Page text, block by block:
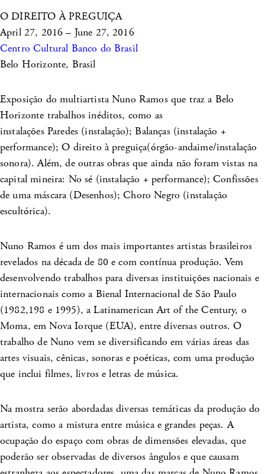
O DIREITO À PREGUIÇA
April 27, 2016 – June 27, 2016
Centro Cultural Banco do Brasil
Belo Horizonte, Brasil
Exposição do multiartista Nuno Ramos que traz a Belo
Horizonte trabalhos inéditos, como as
instalações Paredes (instalação); Balanças (instalação +
performance); O direito à preguiça(órgão-andaime/instalação
sonora). Além, de outras obras que ainda não foram vistas na
capital mineira: No sé (instalação + performance); Confissões
de uma máscara (Desenhos); Choro Negro (instalação
escultórica).
Nuno Ramos é um dos mais importantes artistas brasileiros
revelados na década de 80 e com contínua produção. Vem
desenvolvendo trabalhos para diversas instituições nacionais e
internacionais como a Bienal Internacional de São Paulo
(1982,198 e 1995), a Latinamerican Art of the Century, o
Moma, em Nova Iorque (EUA), entre diversas outros. O
trabalho de Nuno vem se diversificando em várias áreas das
artes visuais, cênicas, sonoras e poéticas, com uma produção
que inclui filmes, livros e letras de música.
Na mostra serão abordadas diversas temáticas da produção do
artista, como a mistura entre música e grandes peças. A
ocupação do espaço com obras de dimensões elevadas, que
poderão ser observadas de diversos ângulos e que causam